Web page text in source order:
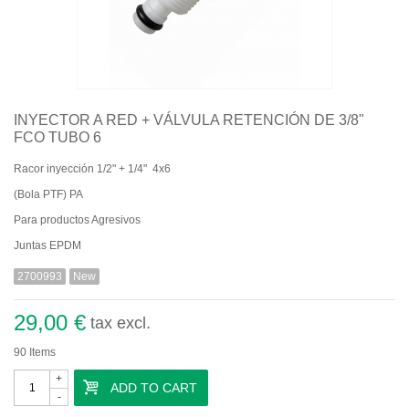
INYECTOR A RED + VÁLVULA RETENCIÓN DE 3/8"
FCO TUBO 6
Racor inyección 1/2" + 1/4" 4x6
(Bola PTF) PA
Para productos Agresivos
Juntas EPDM
2700993 New
29,00 € tax excl.
90 Items
-
+
ADD TO CART